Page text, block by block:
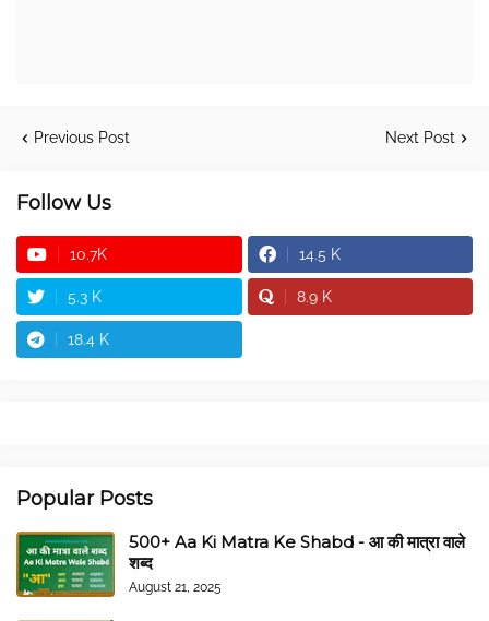
Previous Post Next Post
Follow Us
10.7K 14.5 K
5.3 K 8.9 K
18.4 K
Popular Posts
500+ Aa Ki Matra Ke Shabd - आ की मात्रा वाले
शब्द
August 21, 2025